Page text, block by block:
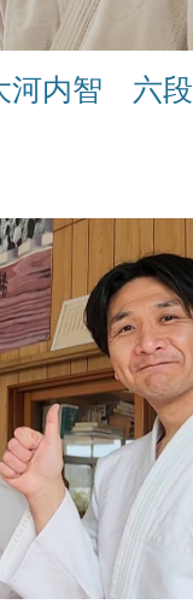
河内智 六段